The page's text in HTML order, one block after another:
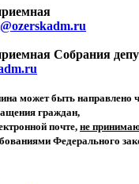
Собрания
может быть направлено
граждан,
почте, не
Федерального